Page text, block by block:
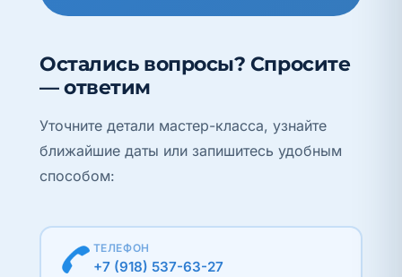
Остались вопросы? Спросите
— ответим
Уточните детали мастер-класса, узнайте
ближайшие даты или запишитесь удобным
способом:
ТЕЛЕФОН
+7 (918) 537-63-27